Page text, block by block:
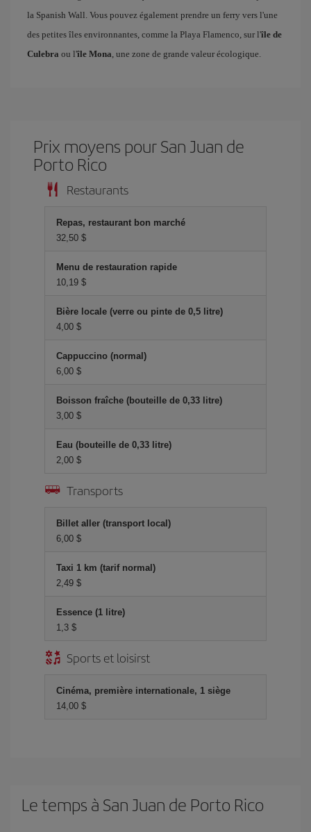
la Spanish Wall. Vous pouvez également prendre un ferry vers l'une
des petites îles environnantes, comme la Playa Flamenco, sur l'île de
Culebra ou l'île Mona, une zone de grande valeur écologique.
Prix ​​moyens pour San Juan de
Porto Rico
Restaurants
Repas, restaurant bon marché
32,50 $
Menu de restauration rapide
10,19 $
Bière locale (verre ou pinte de 0,5 litre)
4,00 $
Cappuccino (normal)
6,00 $
Boisson fraîche (bouteille de 0,33 litre)
3,00 $
Eau (bouteille de 0,33 litre)
2,00 $
Transports
Billet aller (transport local)
6,00 $
Taxi 1 km (tarif normal)
2,49 $
Essence (1 litre)
1,3 $
Sports et loisirst
Cinéma, première internationale, 1 siège
14,00 $
Le temps à San Juan de Porto Rico